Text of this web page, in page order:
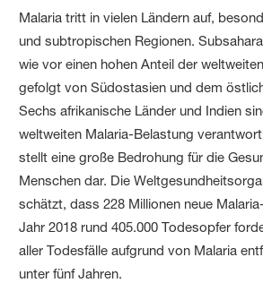
Malaria tritt in vielen Ländern auf,
und subtropischen Regionen.
wie vor einen hohen Anteil der
gefolgt von Südostasien und dem
Sechs afrikanische Länder und Indien
weltweiten Malaria-Belastung
stellt eine große Bedrohung für die
Menschen dar. Die
schätzt, dass 228 Millionen neue
Jahr 2018 rund 405.000 Todesopfer
aller Todesfälle aufgrund von Malaria
unter fünf Jahren.